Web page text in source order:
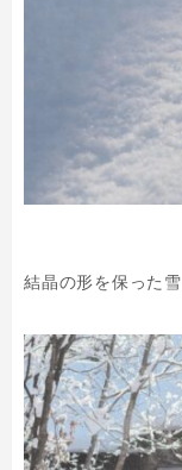
結晶の形を保った